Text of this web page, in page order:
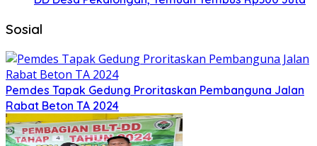
Sosial
Pemdes Tapak Gedung Proritaskan Pembanguna Jalan
Rabat Beton TA 2024